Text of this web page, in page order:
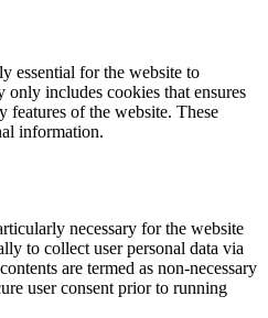
essential for the website to
includes cookies that ensures
features of the website. These
information.
necessary for the website
to collect user personal data via
are termed as non-necessary
user consent prior to running